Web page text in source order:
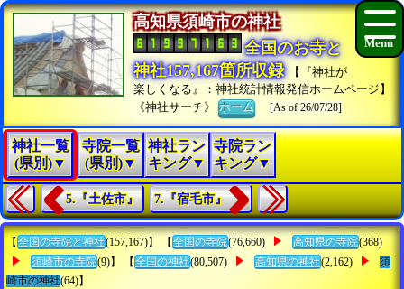
高知県須崎市の神社
全国のお寺と
神社157,167箇所収録
【『神社が
楽しくなる』：神社統計情報発信ホームページ】
《神社サーチ》ホーム [As of 26/07/28]
神社一覧
(県別)▼
寺院一覧
(県別)▼
神社ラン
キング▼
寺院ラン
キング▼
5.『土佐市』 7.『宿毛市』
【 全国の寺院と神社(157,167)】 【 全国の寺院(76,660) 高知県の寺院(368)
須崎市の寺院(9)】 【 全国の神社(80,507) 高知県の神社(2,162)
須
崎市の神社(64)】